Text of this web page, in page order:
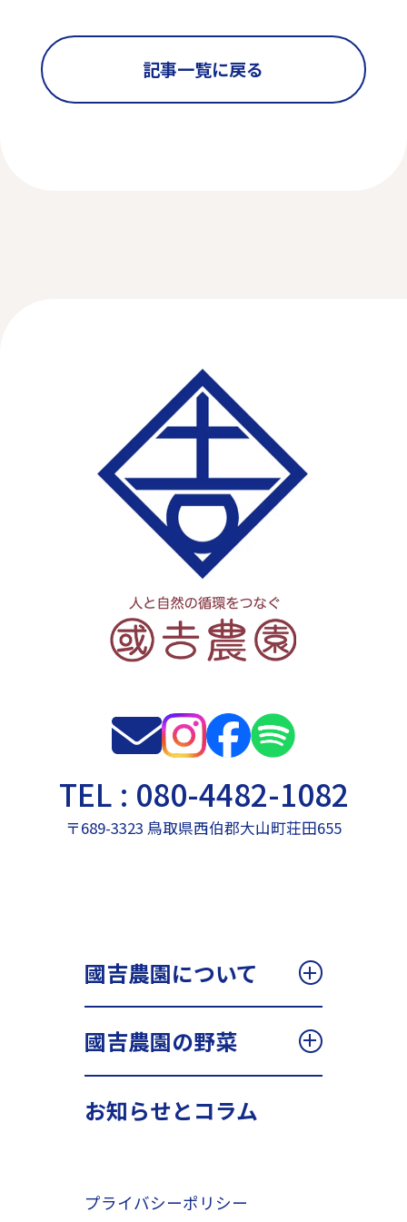
記事一覧に戻る
TEL : 080-4482-1082
〒689-3323 鳥取県西伯郡大山町荘田655
國吉農園について
國吉農園の野菜
お知らせとコラム
プライバシーポリシー